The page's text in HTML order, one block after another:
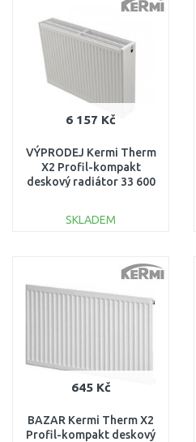
6 157 Kč
VÝPRODEJ Kermi Therm
X2 Profil-kompakt
deskový radiátor 33 600
SKLADEM
645 Kč
BAZAR Kermi Therm X2
Profil-kompakt deskový